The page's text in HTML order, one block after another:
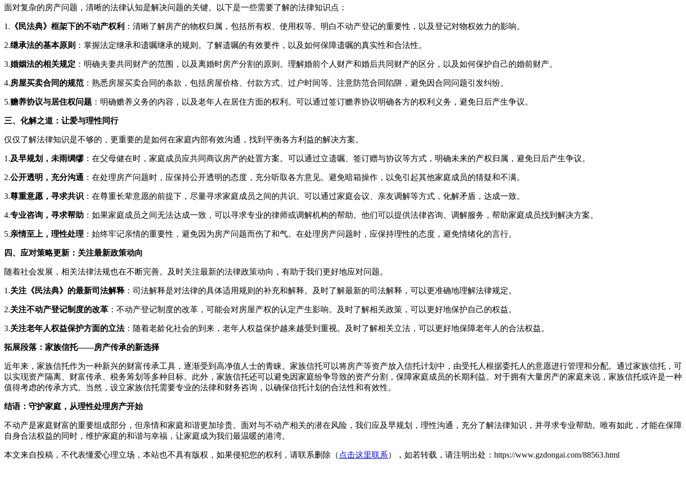
面对复杂的房产问题，清晰的法律认知是解决问题的关键。以下是一些需要了解的法律知识点：
1. 《民法典》框架下的不动产权利 ：清晰了解房产的物权归属，包括所有权、使用权等。明白不动产登记的重要性，以及登记对物权效力的影响。
2.继承法的基本原则 ：掌握法定继承和遗嘱继承的规则。了解遗嘱的有效要件，以及如何保障遗嘱的真实性和合法性。
3.婚姻法的相关规定 ：明确夫妻共同财产的范围，以及离婚时房产分割的原则。理解婚前个人财产和婚后共同财产的区分，以及如何保护自己的婚前财产。
4.房屋买卖合同的规范：熟悉房屋买卖合同的条款，包括房屋价格、付款方式、过户时间等。注意防范合同陷阱，避免因合同问题引发纠纷。
5.赡养协议与居住权问题 ：明确赡养义务的内容，以及老年人在居住方面的权利。可以通过签订赡养协议明确各方的权利义务，避免日后产生争议。
三、化解之道：让爱与理性同行
仅仅了解法律知识是不够的，更重要的是如何在家庭内部有效沟通，找到平衡各方利益的解决方案。
1.及早规划，未雨绸缪 ：在父母健在时，家庭成员应共同商议房产的处置方案。可以通过立遗嘱、签订赠与协议等方式，明确未来的产权归属，避免日后产生争议。
2.公开透明，充分沟通 ：在处理房产问题时，应保持公开透明的态度，充分听取各方意见。避免暗箱操作，以免引起其他家庭成员的猜疑和不满。
3.尊重意愿，寻求共识 ：在尊重长辈意愿的前提下，尽量寻求家庭成员之间的共识。可以通过家庭会议、亲友调解等方式，化解矛盾，达成一致。
4.专业咨询，寻求帮助 ：如果家庭成员之间无法达成一致，可以寻求专业的律师或调解机构的帮助。他们可以提供法律咨询、调解服务，帮助家庭成员找到解决方案。
5.亲情至上，理性处理 ：始终牢记亲情的重要性，避免因为房产问题而伤了和气。在处理房产问题时，应保持理性的态度，避免情绪化的言行。
四、应对策略更新：关注最新政策动向
随着社会发展，相关法律法规也在不断完善。及时关注最新的法律政策动向，有助于我们更好地应对问题。
1.关注《民法典》的最新司法解释 ：司法解释是对法律的具体适用规则的补充和解释。及时了解最新的司法解释，可以更准确地理解法律规定。
2.关注不动产登记制度的改革 ：不动产登记制度的改革，可能会对房屋产权的认定产生影响。及时了解相关政策，可以更好地保护自己的权益。
3.关注老年人权益保护方面的立法：随着老龄化社会的到来，老年人权益保护越来越受到重视。及时了解相关立法，可以更好地保障老年人的合法权益。
拓展段落：家族信托——房产传承的新选择
近年来，家族信托作为一种新兴的财富传承工具，逐渐受到高净值人士的青睐。家族信托可以将房产等资产放入信托计划中，由受托人根据委托人的意愿进行管理和分配。通过家族信托，可
以实现资产隔离、财富传承、税务筹划等多种目标。此外，家族信托还可以避免因家庭纷争导致的资产分割，保障家庭成员的长期利益。对于拥有大量房产的家庭来说，家族信托或许是一种
值得考虑的传承方式。当然，设立家族信托需要专业的法律和财务咨询，以确保信托计划的合法性和有效性。
结语：守护家庭，从理性处理房产开始
不动产是家庭财富的重要组成部分，但亲情和家庭和谐更加珍贵。面对与不动产相关的潜在风险，我们应及早规划，理性沟通，充分了解法律知识，并寻求专业帮助。唯有如此，才能在保障
自身合法权益的同时，维护家庭的和谐与幸福，让家庭成为我们最温暖的港湾。
本文来自投稿，不代表懂爱心理立场，本站也不具有版权，如果侵犯您的权利，请联系删除（ 点击这里联系），如若转载，请注明出处：https://www.gzdongai.com/88563.html